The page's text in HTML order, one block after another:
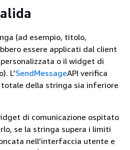
(ad esempio, titolo,
essere applicati dal client
o il widget di
L'SendMessageAPI verifica
totale della stringa sia inferiore
di comunicazione ospitato
se la stringa supera i limiti
nell’interfaccia utente e